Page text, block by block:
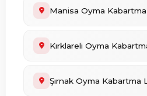
Manisa Oyma
Kırklareli Oyma
Şırnak Oyma Kabartma